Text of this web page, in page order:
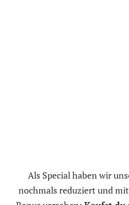
Als Special haben wir
nochmals reduziert und